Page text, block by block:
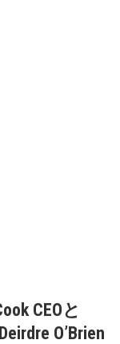
CEOと
O’Brien